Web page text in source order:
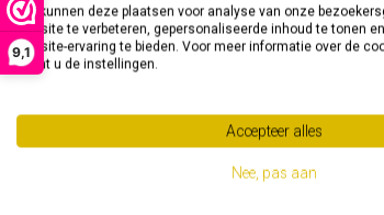
9,1 60 Denier panty's:
Voor de herfst- en wintermaanden bieden
100 Denier panty's:
bieden een
We kunnen deze plaatsen voor analyse van onze
website te verbeteren, gepersonaliseerde inhoud te tonen
website-ervaring te bieden. Voor meer informatie over de
opent u de instellingen.
Accepteer alles
Nee, pas aan